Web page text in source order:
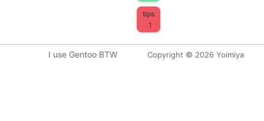
tips
1
I use Gentoo BTW Copyright © 2026 Yoimiya